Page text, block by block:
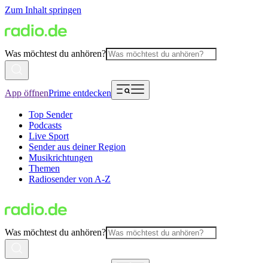
Zum Inhalt springen
Was möchtest du anhören?
App öffnenPrime entdecken
Top Sender
Podcasts
Live Sport
Sender aus deiner Region
Musikrichtungen
Themen
Radiosender von A-Z
Was möchtest du anhören?